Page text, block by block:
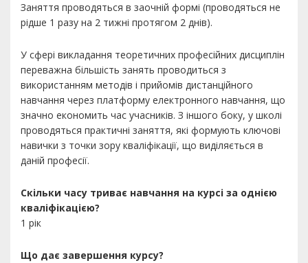
Заняття проводяться в заочній формі (проводяться не
рідше 1 разу на 2 тижні протягом 2 днів).
У сфері викладання теоретичних професійних дисциплін
переважна більшість занять проводиться з
використанням методів і прийомів дистанційного
навчання через платформу електронного навчання, що
значно економить час учасників. З іншого боку, у школі
проводяться практичні заняття, які формують ключові
навички з точки зору кваліфікації, що виділяється в
даній професії.
Скільки часу триває навчання на курсі за однією
кваліфікацією?
1 рік
Що дає завершення курсу?